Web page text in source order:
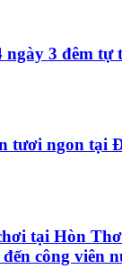
3 đêm tự
tươi ngon tại
tại Hòn
công viên